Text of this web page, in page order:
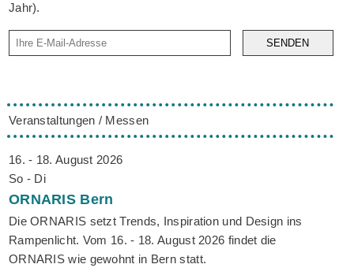
Jahr).
SENDEN
Veranstaltungen / Messen
16. - 18. August 2026
So - Di
ORNARIS Bern
Die ORNARIS setzt Trends, Inspiration und Design ins
Rampenlicht. Vom 16. - 18. August 2026 findet die
ORNARIS wie gewohnt in Bern statt.